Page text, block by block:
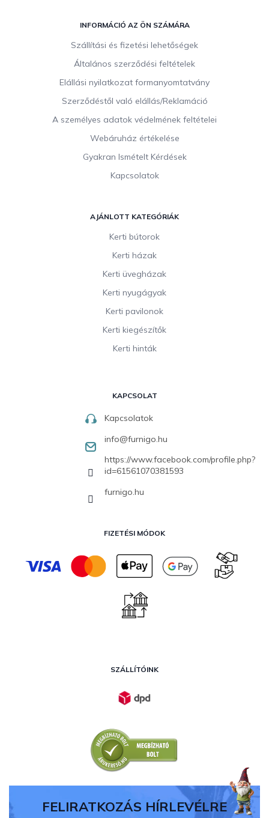
INFORMÁCIÓ AZ ÖN SZÁMÁRA
Szállítási és fizetési lehetőségek
Általános szerződési feltételek
Elállási nyilatkozat formanyomtatvány
Szerződéstől való elállás/Reklamáció
A személyes adatok védelmének feltételei
Webáruház értékelése
Gyakran Ismételt Kérdések
Kapcsolatok
AJÁNLOTT KATEGÓRIÁK
Kerti bútorok
Kerti házak
Kerti üvegházak
Kerti nyugágyak
Kerti pavilonok
Kerti kiegészítők
Kerti hinták
KAPCSOLAT
Kapcsolatok
info@furnigo.hu
https://www.facebook.com/profile.php?
id=61561070381593
furnigo.hu
FIZETÉSI MÓDOK
SZÁLLÍTÓINK
FELIRATKOZÁS HÍRLEVÉLRE